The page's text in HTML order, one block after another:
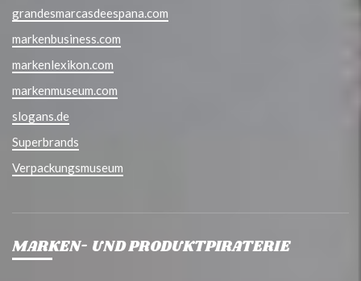
grandesmarcasdeespana.com
markenbusiness.com
markenlexikon.com
markenmuseum.com
slogans.de
Superbrands
Verpackungsmuseum
MARKEN- UND PRODUKTPIRATERIE